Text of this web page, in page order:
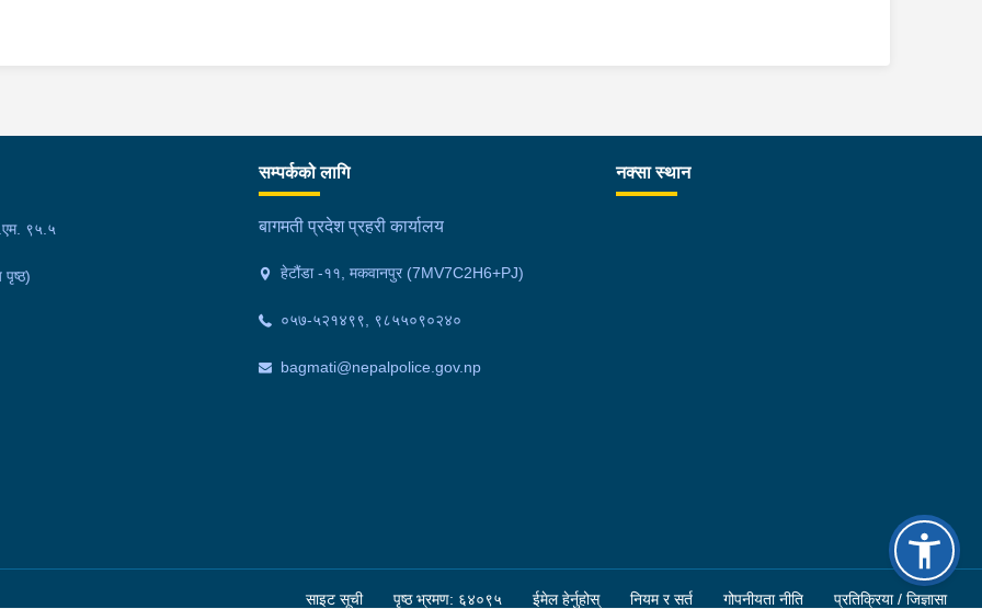
कालो झोला भित्र लागुऔषध गाँजा २६ किलोग्राम २० ग्राम
मोक्तान र सोहि हेटौंडा उपमहानगरपालिका-१९, बस्तिपुर बस्ने
९५.५
पृष्ठ)
सम्पर्कको लागि
बागमती प्रदेश प्रहरी कार्यालय
हेटौंडा -११, मकवानपुर (7MV7C2H6+PJ)
०५७-५२१४९९, ९८५५०९०२४०
bagmati@nepalpolice.gov.np
नक्सा स्थान
साइट सूची पृष्ठ भ्रमण: ६४०९५ ईमेल हेर्नुहोस् नियम र सर्त गोपनीयता नीति प्रतिक्रिया / जिज्ञासा